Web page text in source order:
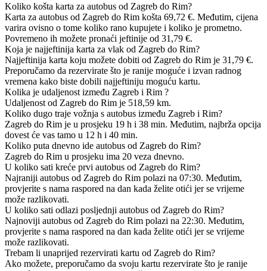
Koliko košta karta za autobus od Zagreb do Rim?
Karta za autobus od Zagreb do Rim košta 69,72 €. Međutim, cijena
varira ovisno o tome koliko rano kupujete i koliko je prometno.
Povremeno ih možete pronaći jeftinije od 31,79 €.
Koja je najjeftinija karta za vlak od Zagreb do Rim?
Najjeftinija karta koju možete dobiti od Zagreb do Rim je 31,79 €.
Preporučamo da rezervirate što je ranije moguće i izvan radnog
vremena kako biste dobili najjeftiniju moguću kartu.
Kolika je udaljenost između Zagreb i Rim ?
Udaljenost od Zagreb do Rim je 518,59 km.
Koliko dugo traje vožnja s autobus između Zagreb i Rim?
Zagreb do Rim je u prosjeku 19 h i 38 min. Međutim, najbrža opcija
dovest će vas tamo u 12 h i 40 min.
Koliko puta dnevno ide autobus od Zagreb do Rim?
Zagreb do Rim u prosjeku ima 20 veza dnevno.
U koliko sati kreće prvi autobus od Zagreb do Rim?
Najraniji autobus od Zagreb do Rim polazi na 07:30. Međutim,
provjerite s nama raspored na dan kada želite otići jer se vrijeme
može razlikovati.
U koliko sati odlazi posljednji autobus od Zagreb do Rim?
Najnoviji autobus od Zagreb do Rim polazi na 22:30. Međutim,
provjerite s nama raspored na dan kada želite otići jer se vrijeme
može razlikovati.
Trebam li unaprijed rezervirati kartu od Zagreb do Rim?
Ako možete, preporučamo da svoju kartu rezervirate što je ranije